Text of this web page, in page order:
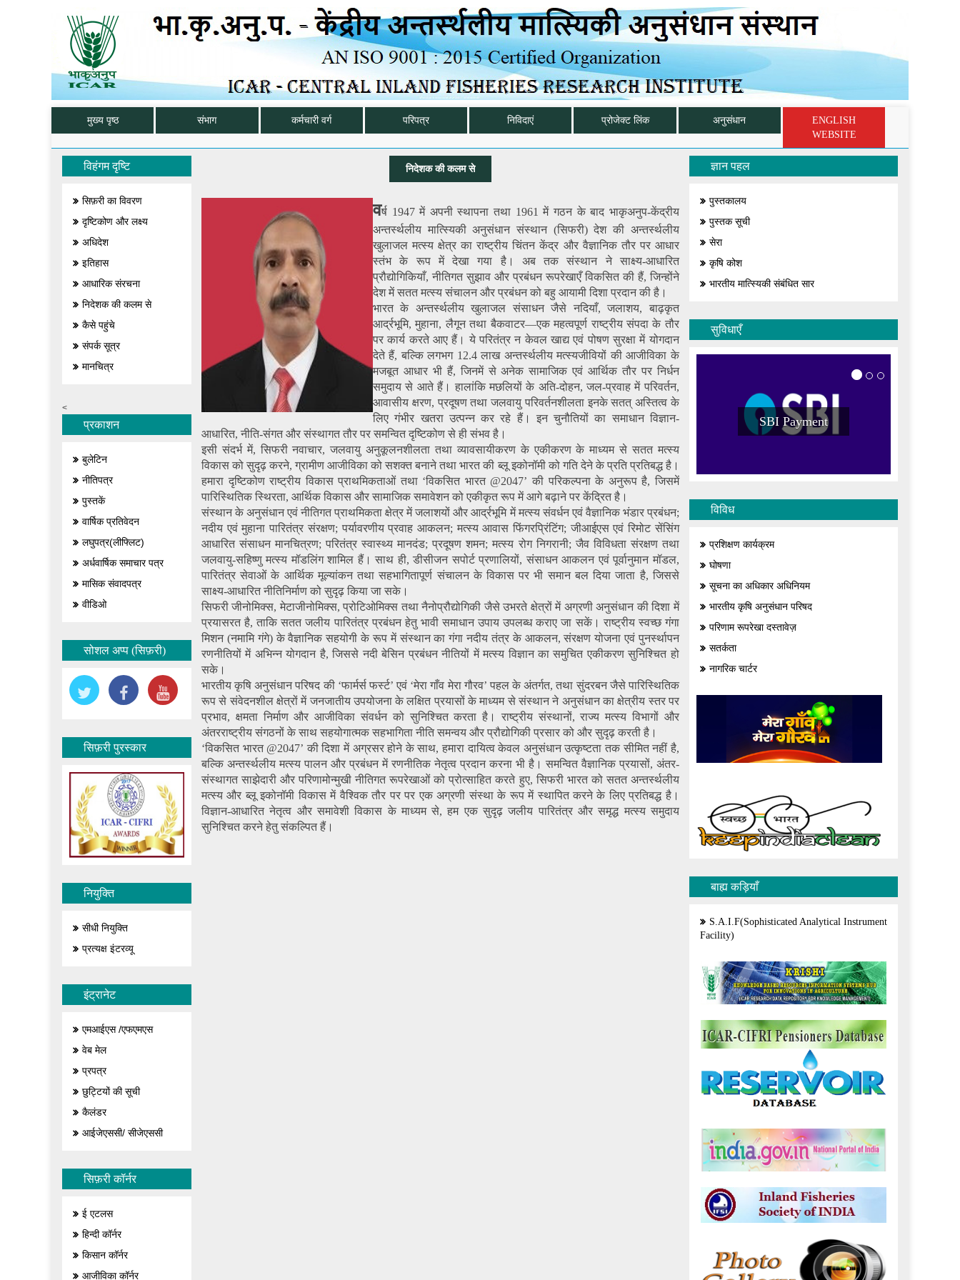
मुख्य पृष्ठ संभाग कर्मचारी वर्ग परिपत्र निविदाएं प्रोजेक्ट लिंक अनुसंधान
ENGLISH
WEBSITE
विहंगम दृष्टि
सिफ़री का विवरण
दृष्टिकोण और लक्ष्य
अधिदेश
इतिहास
आधारिक संरचना
निदेशक की कलम से
कैसे पहुंचे
संपर्क सूत्र
मानचित्र
<
प्रकाशन
बुलेटिन
नीतिपत्र
पुस्तकें
वार्षिक प्रतिवेदन
लघुपत्र(लीफ्लिट)
अर्धवार्षिक समाचार पत्र
मासिक संवादपत्र
वीडिओ
सोशल अप्प (सिफ़री)
सिफ़री पुरस्कार
नियुक्ति
सीधी नियुक्ति
प्रत्यक्ष इंटरव्यू
इंट्रानेट
एमआईएस /एफएमएस
वेब मेल
प्रपत्र
छुट्टियों की सूची
कैलंडर
आईजेएससी/ सीजेएससी
सिफ़री कॉर्नर
ई एटलस
हिन्दी कॉर्नर
किसान कॉर्नर
आजीविका कॉर्नर
निदेशक की कलम से
वर्ष 1947 में अपनी स्थापना तथा 1961 में गठन के बाद भाकृअनुप-केंद्रीय
अन्तर्स्थलीय मात्स्यिकी अनुसंधान संस्थान (सिफरी) देश की अन्तर्स्थलीय
खुलाजल मत्स्य क्षेत्र का राष्ट्रीय चिंतन केंद्र और वैज्ञानिक तौर पर आधार
स्तंभ के रूप में देखा गया है। अब तक संस्थान ने साक्ष्य-आधारित
प्रौद्योगिकियाँ, नीतिगत सुझाव और प्रबंधन रूपरेखाएँ विकसित की हैं, जिन्होंने
देश में सतत मत्स्य संचालन और प्रबंधन को बहु आयामी दिशा प्रदान की है।
भारत के अन्तर्स्थलीय खुलाजल संसाधन जैसे नदियाँ, जलाशय, बाढ़कृत
आर्द्रभूमि, मुहाना, लैगून तथा बैकवाटर—एक महत्वपूर्ण राष्ट्रीय संपदा के तौर
पर कार्य करते आए हैं। ये परितंत्र न केवल खाद्य एवं पोषण सुरक्षा में योगदान
देते हैं, बल्कि लगभग 12.4 लाख अन्तर्स्थलीय मत्स्यजीवियों की आजीविका के
मजबूत आधार भी हैं, जिनमें से अनेक सामाजिक एवं आर्थिक तौर पर निर्धन
समुदाय से आते हैं। हालांकि मछलियों के अति-दोहन, जल-प्रवाह में परिवर्तन,
आवासीय क्षरण, प्रदूषण तथा जलवायु परिवर्तनशीलता इनके सतत् अस्तित्व के
लिए गंभीर खतरा उत्पन्न कर रहे हैं। इन चुनौतियों का समाधान विज्ञान-
आधारित, नीति-संगत और संस्थागत तौर पर समन्वित दृष्टिकोण से ही संभव है।
इसी संदर्भ में, सिफरी नवाचार, जलवायु अनुकूलनशीलता तथा व्यावसायीकरण के एकीकरण के माध्यम से सतत मत्स्य
विकास को सुदृढ़ करने, ग्रामीण आजीविका को सशक्त बनाने तथा भारत की ब्लू इकोनॉमी को गति देने के प्रति प्रतिबद्ध है।
हमारा दृष्टिकोण राष्ट्रीय विकास प्राथमिकताओं तथा ‘विकसित भारत @2047’ की परिकल्पना के अनुरूप है, जिसमें
पारिस्थितिक स्थिरता, आर्थिक विकास और सामाजिक समावेशन को एकीकृत रूप में आगे बढ़ाने पर केंद्रित है।
संस्थान के अनुसंधान एवं नीतिगत प्राथमिकता क्षेत्र में जलाशयों और आर्द्रभूमि में मत्स्य संवर्धन एवं वैज्ञानिक भंडार प्रबंधन;
नदीय एवं मुहाना पारितंत्र संरक्षण; पर्यावरणीय प्रवाह आकलन; मत्स्य आवास फिंगरप्रिंटिंग; जीआईएस एवं रिमोट सेंसिंग
आधारित संसाधन मानचित्रण; परितंत्र स्वास्थ्य मानदंड; प्रदूषण शमन; मत्स्य रोग निगरानी; जैव विविधता संरक्षण तथा
जलवायु-सहिष्णु मत्स्य मॉडलिंग शामिल हैं। साथ ही, डीसीजन सपोर्ट प्रणालियों, संसाधन आकलन एवं पूर्वानुमान मॉडल,
पारितंत्र सेवाओं के आर्थिक मूल्यांकन तथा सहभागितापूर्ण संचालन के विकास पर भी समान बल दिया जाता है, जिससे
साक्ष्य-आधारित नीतिनिर्माण को सुदृढ़ किया जा सके।
सिफरी जीनोमिक्स, मेटाजीनोमिक्स, प्रोटिओमिक्स तथा नैनोप्रौद्योगिकी जैसे उभरते क्षेत्रों में अग्रणी अनुसंधान की दिशा में
प्रयासरत है, ताकि सतत जलीय पारितंत्र प्रबंधन हेतु भावी समाधान उपाय उपलब्ध कराए जा सकें। राष्ट्रीय स्वच्छ गंगा
मिशन (नमामि गंगे) के वैज्ञानिक सहयोगी के रूप में संस्थान का गंगा नदीय तंत्र के आकलन, संरक्षण योजना एवं पुनर्स्थापन
रणनीतियों में अभिन्न योगदान है, जिससे नदी बेसिन प्रबंधन नीतियों में मत्स्य विज्ञान का समुचित एकीकरण सुनिश्चित हो
सके।
भारतीय कृषि अनुसंधान परिषद की ‘फार्मर्स फर्स्ट’ एवं ‘मेरा गाँव मेरा गौरव’ पहल के अंतर्गत, तथा सुंदरबन जैसे पारिस्थितिक
रूप से संवेदनशील क्षेत्रों में जनजातीय उपयोजना के लक्षित प्रयासों के माध्यम से संस्थान ने अनुसंधान का क्षेत्रीय स्तर पर
प्रभाव, क्षमता निर्माण और आजीविका संवर्धन को सुनिश्चित करता है। राष्ट्रीय संस्थानों, राज्य मत्स्य विभागों और
अंतरराष्ट्रीय संगठनों के साथ सहयोगात्मक सहभागिता नीति समन्वय और प्रौद्योगिकी प्रसार को और सुदृढ़ करती है।
‘विकसित भारत @2047’ की दिशा में अग्रसर होने के साथ, हमारा दायित्व केवल अनुसंधान उत्कृष्टता तक सीमित नहीं है,
बल्कि अन्तर्स्थलीय मत्स्य पालन और प्रबंधन में रणनीतिक नेतृत्व प्रदान करना भी है। समन्वित वैज्ञानिक प्रयासों, अंतर-
संस्थागत साझेदारी और परिणामोन्मुखी नीतिगत रूपरेखाओं को प्रोत्साहित करते हुए, सिफरी भारत को सतत अन्तर्स्थलीय
मत्स्य और ब्लू इकोनॉमी विकास में वैश्विक तौर पर पर एक अग्रणी संस्था के रूप में स्थापित करने के लिए प्रतिबद्ध है।
विज्ञान-आधारित नेतृत्व और समावेशी विकास के माध्यम से, हम एक सुदृढ़ जलीय पारितंत्र और समृद्ध मत्स्य समुदाय
सुनिश्चित करने हेतु संकल्पित हैं।
ज्ञान पहल
पुस्तकालय
पुस्तक सूची
सेरा
कृषि कोश
भारतीय मात्स्यिकी संबंधित सार
सुविधाएँ
SBI Payment
विविध
प्रशिक्षण कार्यक्रम
घोषणा
सूचना का अधिकार अधिनियम
भारतीय कृषि अनुसंधान परिषद
परिणाम रूपरेखा दस्तावेज़
सतर्कता
नागरिक चार्टर
बाह्य कड़ियाँ
S.A.I.F(Sophisticated Analytical Instrument
Facility)